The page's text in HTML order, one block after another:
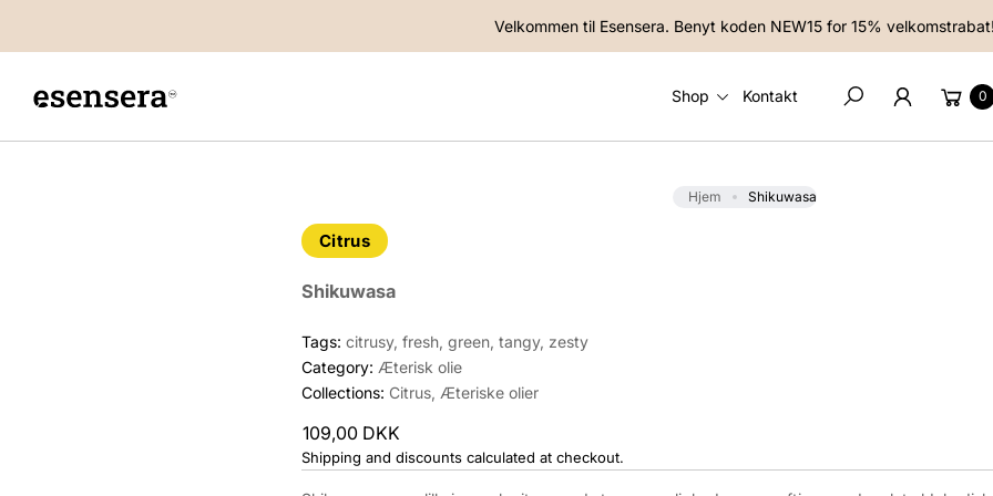
indhold
Velkommen til Esensera. Benyt koden NEW15 for 15%
Shop Kontakt
Søg
0
Hjem Shikuwasa
Citrus
Shikuwasa
Tags: citrusy, fresh, green, tangy, zesty
Category: Æterisk olie
Collections: Citrus, Æteriske olier
109,00 DKK
Shipping and discounts calculated at checkout.